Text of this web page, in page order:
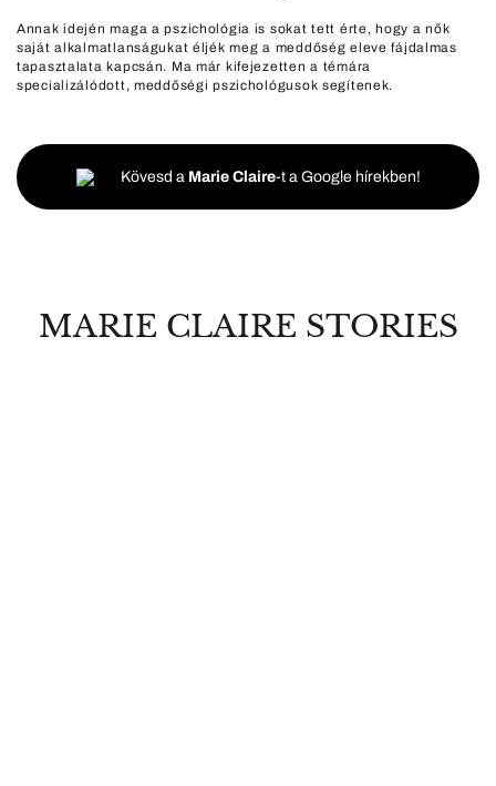
Annak idején maga a pszichológia is sokat tett érte, hogy a nők
saját alkalmatlanságukat éljék meg a meddőség eleve fájdalmas
tapasztalata kapcsán. Ma már kifejezetten a témára
specializálódott, meddőségi pszichológusok segítenek.
Kövesd a Marie Claire-t a Google hírekben!
MARIE CLAIRE STORIES